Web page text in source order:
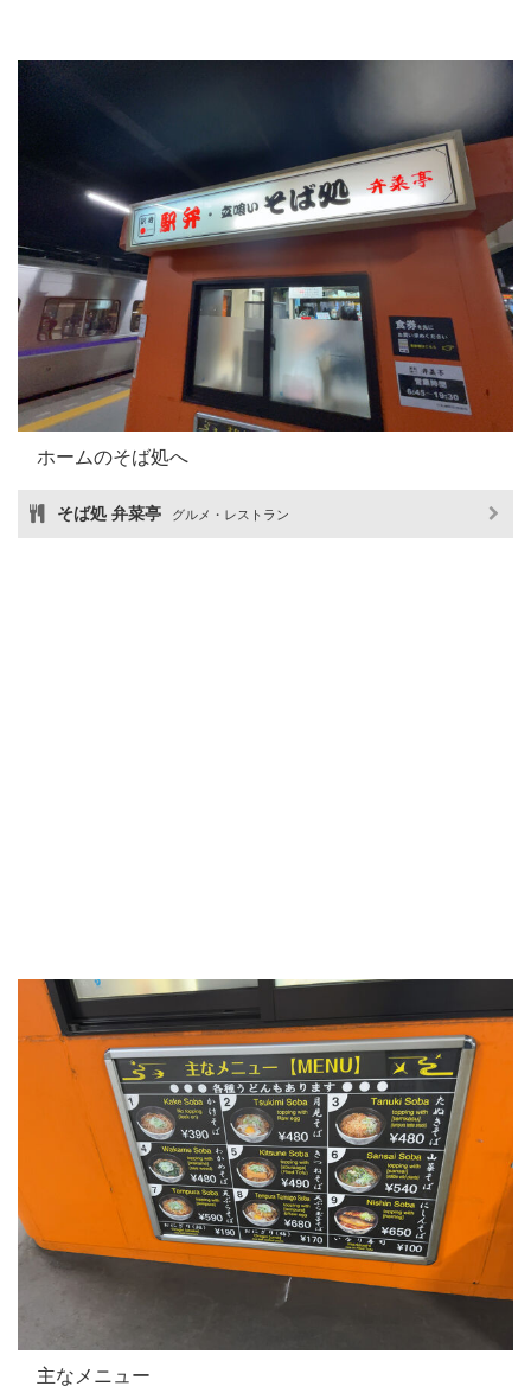
ホームのそば処へ
そば処 弁菜亭 グルメ・レストラン
主なメニュー